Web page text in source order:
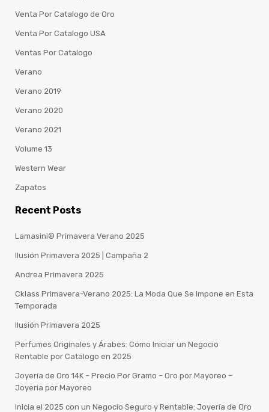
Venta Por Catalogo de Oro
Venta Por Catalogo USA
Ventas Por Catalogo
Verano
Verano 2019
Verano 2020
Verano 2021
Volume 13
Western Wear
Zapatos
Recent Posts
Lamasini® Primavera Verano 2025
Ilusión Primavera 2025 | Campaña 2
Andrea Primavera 2025
Cklass Primavera-Verano 2025: La Moda Que Se Impone en Esta
Temporada
Ilusión Primavera 2025
Perfumes Originales y Árabes: Cómo Iniciar un Negocio
Rentable por Catálogo en 2025
Joyería de Oro 14K – Precio Por Gramo – Oro por Mayoreo –
Joyeria por Mayoreo
Inicia el 2025 con un Negocio Seguro y Rentable: Joyería de Oro